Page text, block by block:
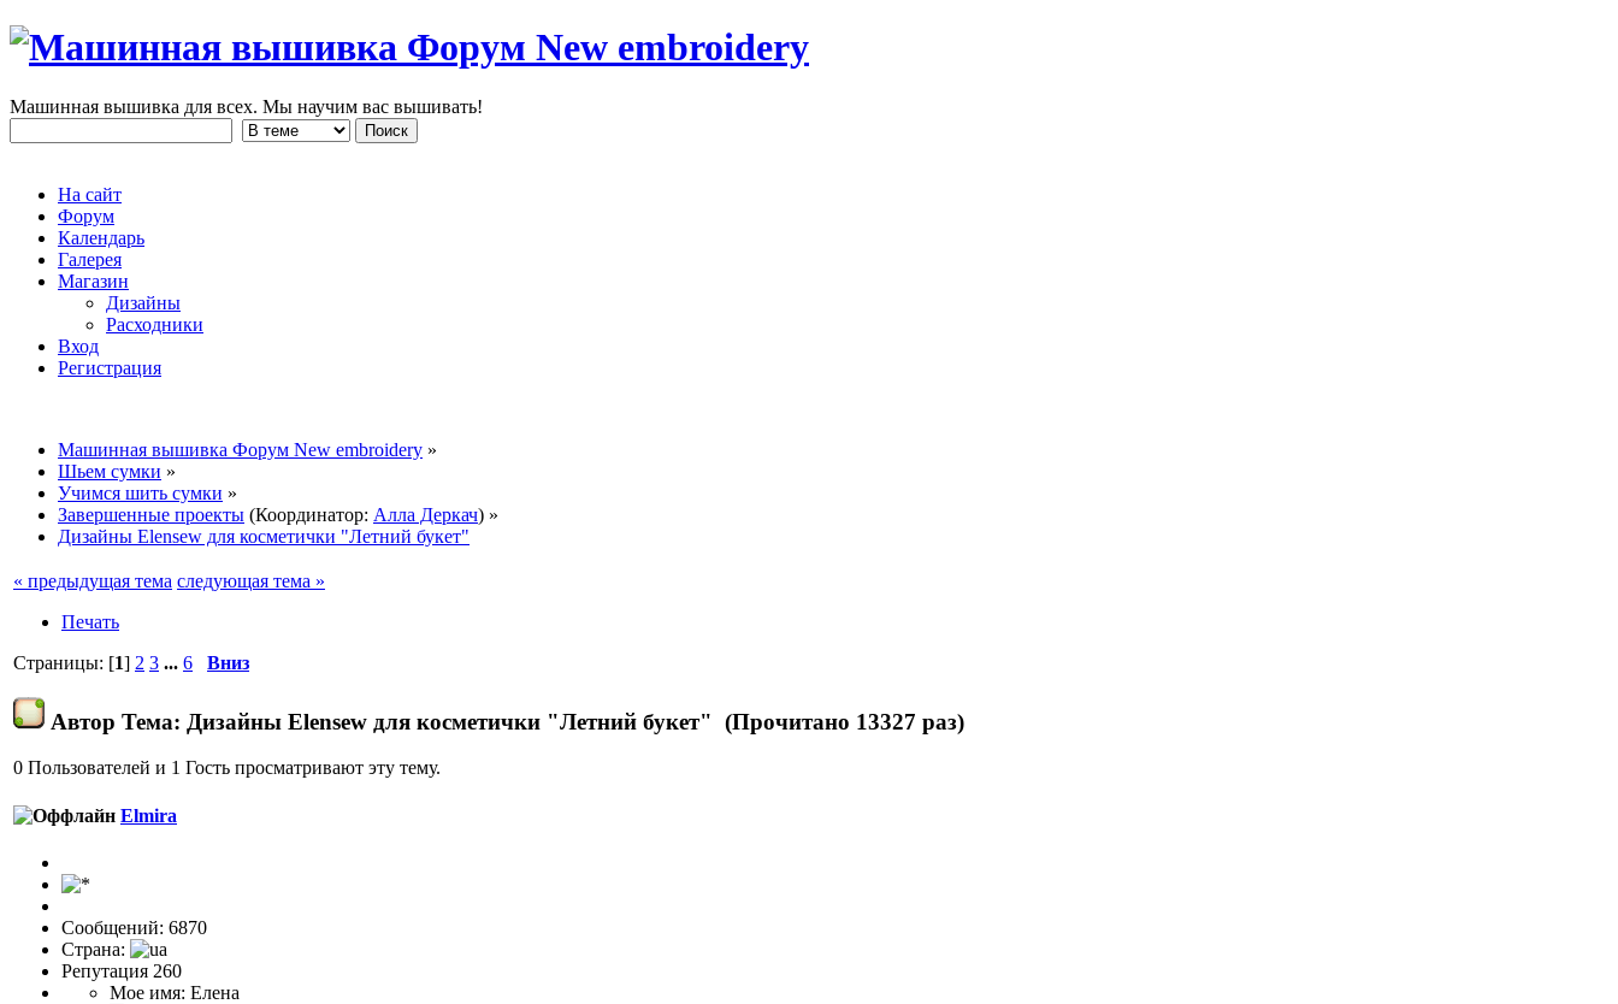
Машинная вышивка для всех. Мы научим вас вышивать!
На сайт
Форум
Календарь
Галерея
Магазин
Дизайны
Расходники
Вход
Регистрация
Машинная вышивка Форум New embroidery »
Шьем сумки »
Учимся шить сумки »
Завершенные проекты (Координатор: Алла Деркач) »
Дизайны Elensew для косметички "Летний букет"
« предыдущая тема следующая тема »
Печать
Страницы: [1] 2 3 ... 6 Вниз
Автор Тема: Дизайны Elensew для косметички "Летний букет" (Прочитано 13327 раз)
0 Пользователей и 1 Гость просматривают эту тему.
Elmira
Сообщений: 6870
Страна:
Репутация 260
Мое имя: Елена